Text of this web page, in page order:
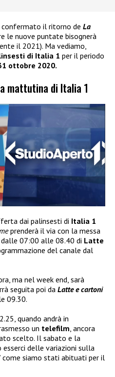
confermato il ritorno de La
le nuove puntate bisognerà
il 2021). Ma vediamo,
di Italia 1 per il periodo
ottobre 2020.
mattutina di Italia 1
dai palinsesti di Italia 1
prenderà il via con la messa
07:00 alle 08.40 di Latte
del canale dal
ma nel week end, sarà
seguita poi da Latte e cartoni
09.30.
quando andrà in
un telefilm , ancora
scelto. Il sabato e la
esserci delle variazioni sulla
come siamo stati abituati per il